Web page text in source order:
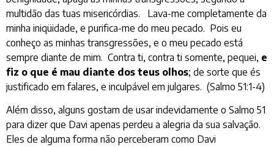
multidão das tuas misericórdias. Lava-me completamente da
minha iniqüidade, e purifica-me do meu pecado. Pois eu
conheço as minhas transgressões, e o meu pecado está
sempre diante de mim. Contra ti, contra ti somente, pequei, e
fiz o que é mau diante dos teus olhos; de sorte que és
justificado em falares, e inculpável em julgares. (Salmo 51:1-4)
Além disso, alguns gostam de usar indevidamente o Salmo 51
para dizer que Davi apenas perdeu a alegria da sua salvação.
Eles de alguma forma não perceberam como Davi